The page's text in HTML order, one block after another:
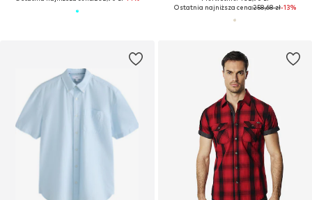
Ostatnia najniższa cena:258,68 zł-13%